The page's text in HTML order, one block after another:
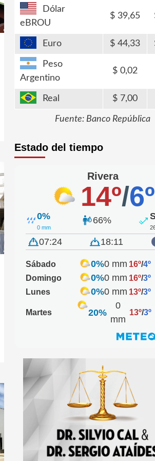
Dólar
eBROU
39,65
Euro 44,33
Peso
Argentino
0,02
Real 7,00
Fuente: Banco República
Estado del tiempo
Rivera
14º/6º
0%
0 mm
66%
07:24 18:11
Sábado 0%0 mm 16º/4º
Domingo
0%0 mm 16º/3º
Lunes
0%0 mm 13º/3º
Martes 20%
0
mm
13º/3º